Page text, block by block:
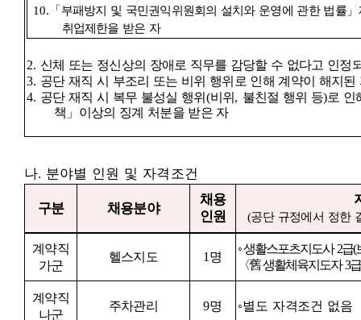
10. 「 부패방지 및 국민권익위원회의 설치와 운영에 관한 법률」
취업제한을 받은 자
2. 신체 또는 정신상의 장애로 직무를 감당할 수 없다고 인정
3. 공단 재직 시 부조리 또는 비위 행위로 인해 계약이 해지된
4. 공단 재직 시 복무 불성실 행위 (비위 , 불친절 행위 등)로 인
책 」 이상의 징계 처분을 받은 자
나. 분야별 인원 및 자격조건
구분 채용분야
채용
인원
(공단 규정에서 정한
계약직
가군
헬스지도 1 명
◦생활스포츠지도사2급(
〈舊생활체육지도자3급
계약직
나군
주차관리 9명 ◦별도 자격조건 없음